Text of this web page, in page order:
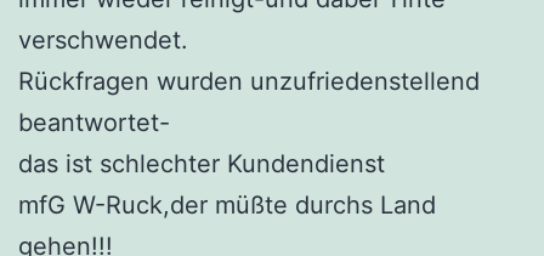
verschwendet.
Rückfragen wurden unzufriedenstellend
beantwortet-
das ist schlechter Kundendienst
mfG W-Ruck,der müßte durchs Land
gehen!!!